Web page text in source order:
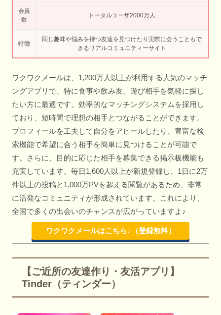
会員
数
トータルユーザ2000万人
特徴
同じ趣味や悩みを持つ友達を見つけたり実際に会うこともで
きるリアルコミュニティーサイト
ワクワクメールは、1,200万人以上が利用する人気のマッチ
ングアプリで、特に食事や飲み友、遊び相手を気軽に探し
たい方に最適です。効率的なマッチングシステムを採用し
ており、短時間で理想の相手とつながることができます。
プロフィールを工夫して自分をアピールしたり、豊富な検
索機能で希望に合う相手を簡単に見つけることが可能で
す。さらに、目的に応じた相手を募集できる掲示板機能も
充実しています。毎日1,600人以上が新規登録し、1日に2万
件以上の投稿と1,000万PVを超える閲覧があるため、非常
に活発なコミュニティが形成されています。これにより、
全国で多くの出会いのチャンスが広がっていますよ♪
ワクワクメールはこちら♪（登録無料）
【ご近所の友達作り・友活アプリ】
Tinder（ティンダー）